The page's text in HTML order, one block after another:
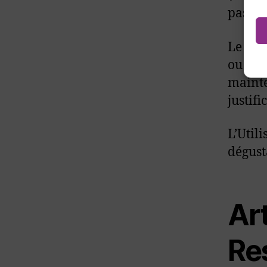
pas à
Le
ou